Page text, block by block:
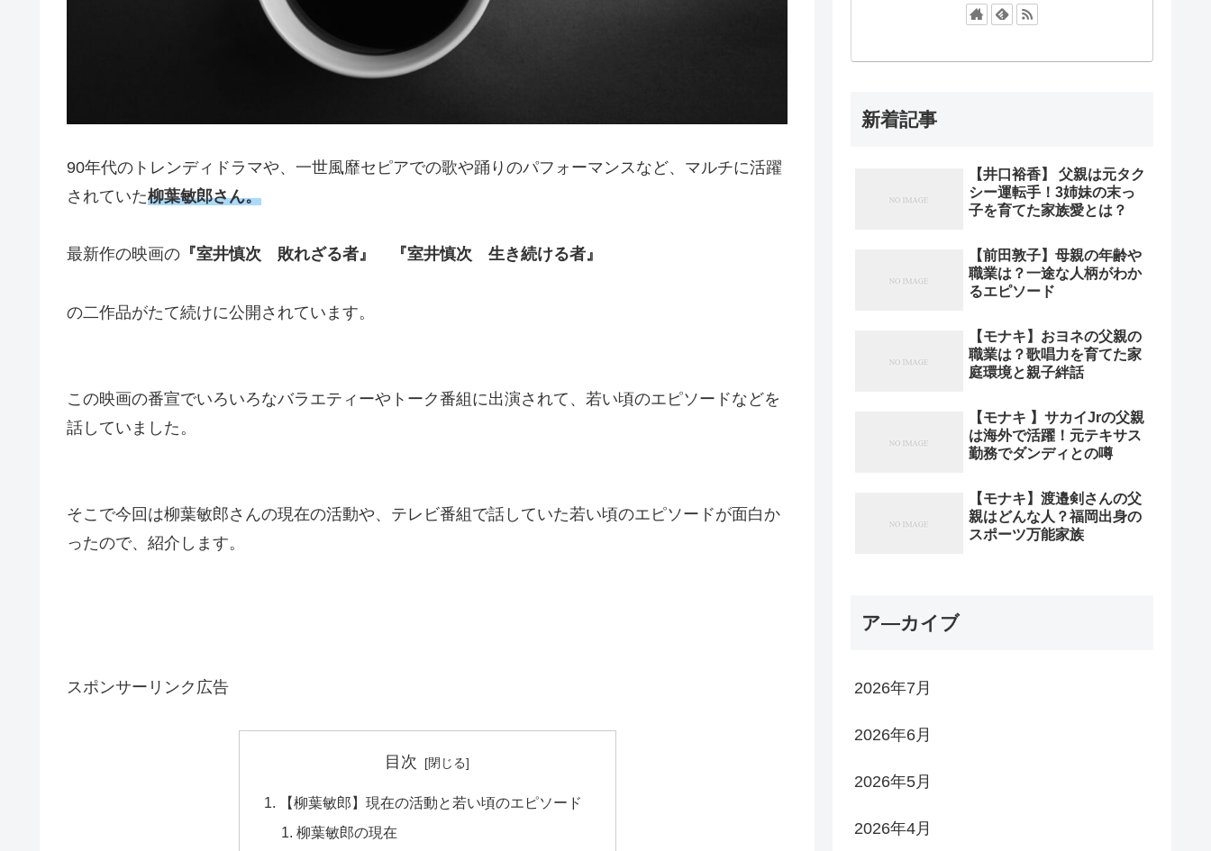
90年代のトレンディドラマや、一世風靡セピアでの歌や踊りのパフォーマンスなど、マルチに活躍
されていた柳葉敏郎さん。
最新作の映画の 『室井慎次 敗れざる者』 『室井慎次 生き続ける者』
の二作品がたて続けに公開されています。
この映画の番宣でいろいろなバラエティーやトーク番組に出演されて、若い頃のエピソードなどを
話していました。
そこで今回は柳葉敏郎さんの現在の活動や、テレビ番組で話していた若い頃のエピソードが面白か
ったので、紹介します。
スポンサーリンク広告
目次
【柳葉敏郎】現在の活動と若い頃のエピソード
柳葉敏郎の現在
新着記事
【井口裕香】 父親は元タク
シー運転手！3姉妹の末っ
子を育てた家族愛とは？
【前田敦子】母親の年齢や
職業は？一途な人柄がわか
るエピソード
【モナキ】おヨネの父親の
職業は？歌唱力を育てた家
庭環境と親子絆話
【モナキ 】サカイJrの父親
は海外で活躍！元テキサス
勤務でダンディとの噂
【モナキ】渡邉剣さんの父
親はどんな人？福岡出身の
スポーツ万能家族
ア―カイブ
2026年7月
2026年6月
2026年5月
2026年4月